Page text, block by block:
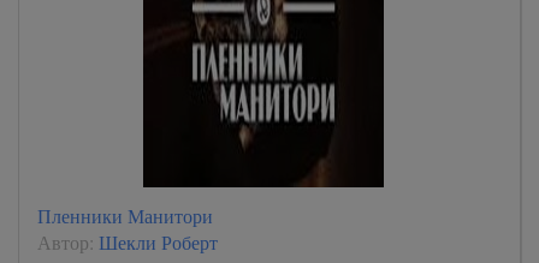
Пленники Манитори
Автор: Шекли Роберт